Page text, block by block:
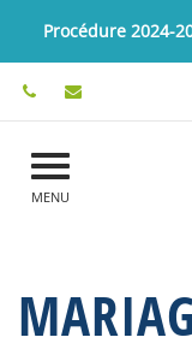
Procédure 2024-
MENU